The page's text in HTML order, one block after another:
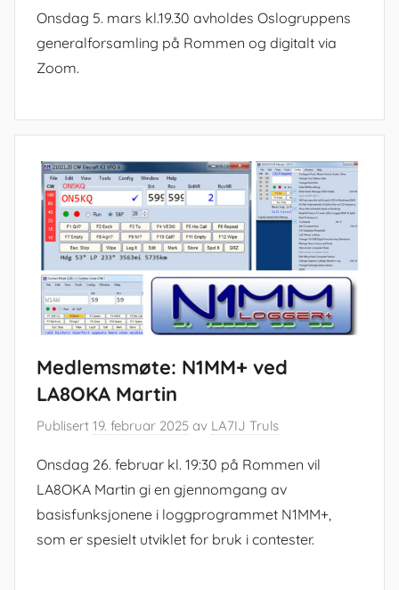
Onsdag 5. mars kl.19.30 avholdes Oslogruppens
generalforsamling på Rommen og digitalt via
Zoom.
Medlemsmøte: N1MM+ ved
LA8OKA Martin
Publisert 19. februar 2025 av LA7IJ Truls
Onsdag 26. februar kl. 19:30 på Rommen vil
LA8OKA Martin gi en gjennomgang av
basisfunksjonene i loggprogrammet N1MM+,
som er spesielt utviklet for bruk i contester.